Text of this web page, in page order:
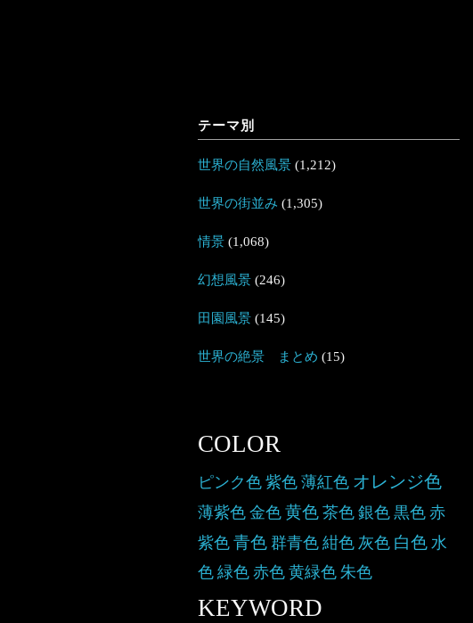
テーマ別
世界の自然風景 (1,212)
世界の街並み (1,305)
情景 (1,068)
幻想風景 (246)
田園風景 (145)
世界の絶景 まとめ (15)
COLOR
ピンク色 紫色 薄紅色 オレンジ色
薄紫色 金色 黄色 茶色 銀色 黒色 赤
紫色 青色 群青色 紺色 灰色 白色 水
色 緑色 赤色 黄緑色 朱色
KEYWORD